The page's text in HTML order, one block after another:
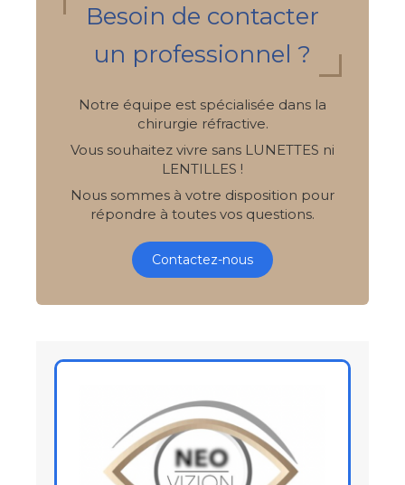
Besoin de contacter
un professionnel ?
Notre équipe est spécialisée dans la
chirurgie réfractive.
Vous souhaitez vivre sans LUNETTES ni
LENTILLES !
Nous sommes à votre disposition pour
répondre à toutes vos questions.
Contactez-nous